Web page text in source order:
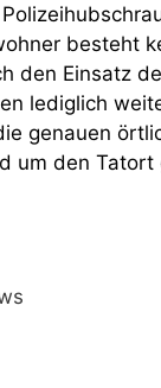
besteht
den Einsatz
lediglich
genauen
um den Tatort